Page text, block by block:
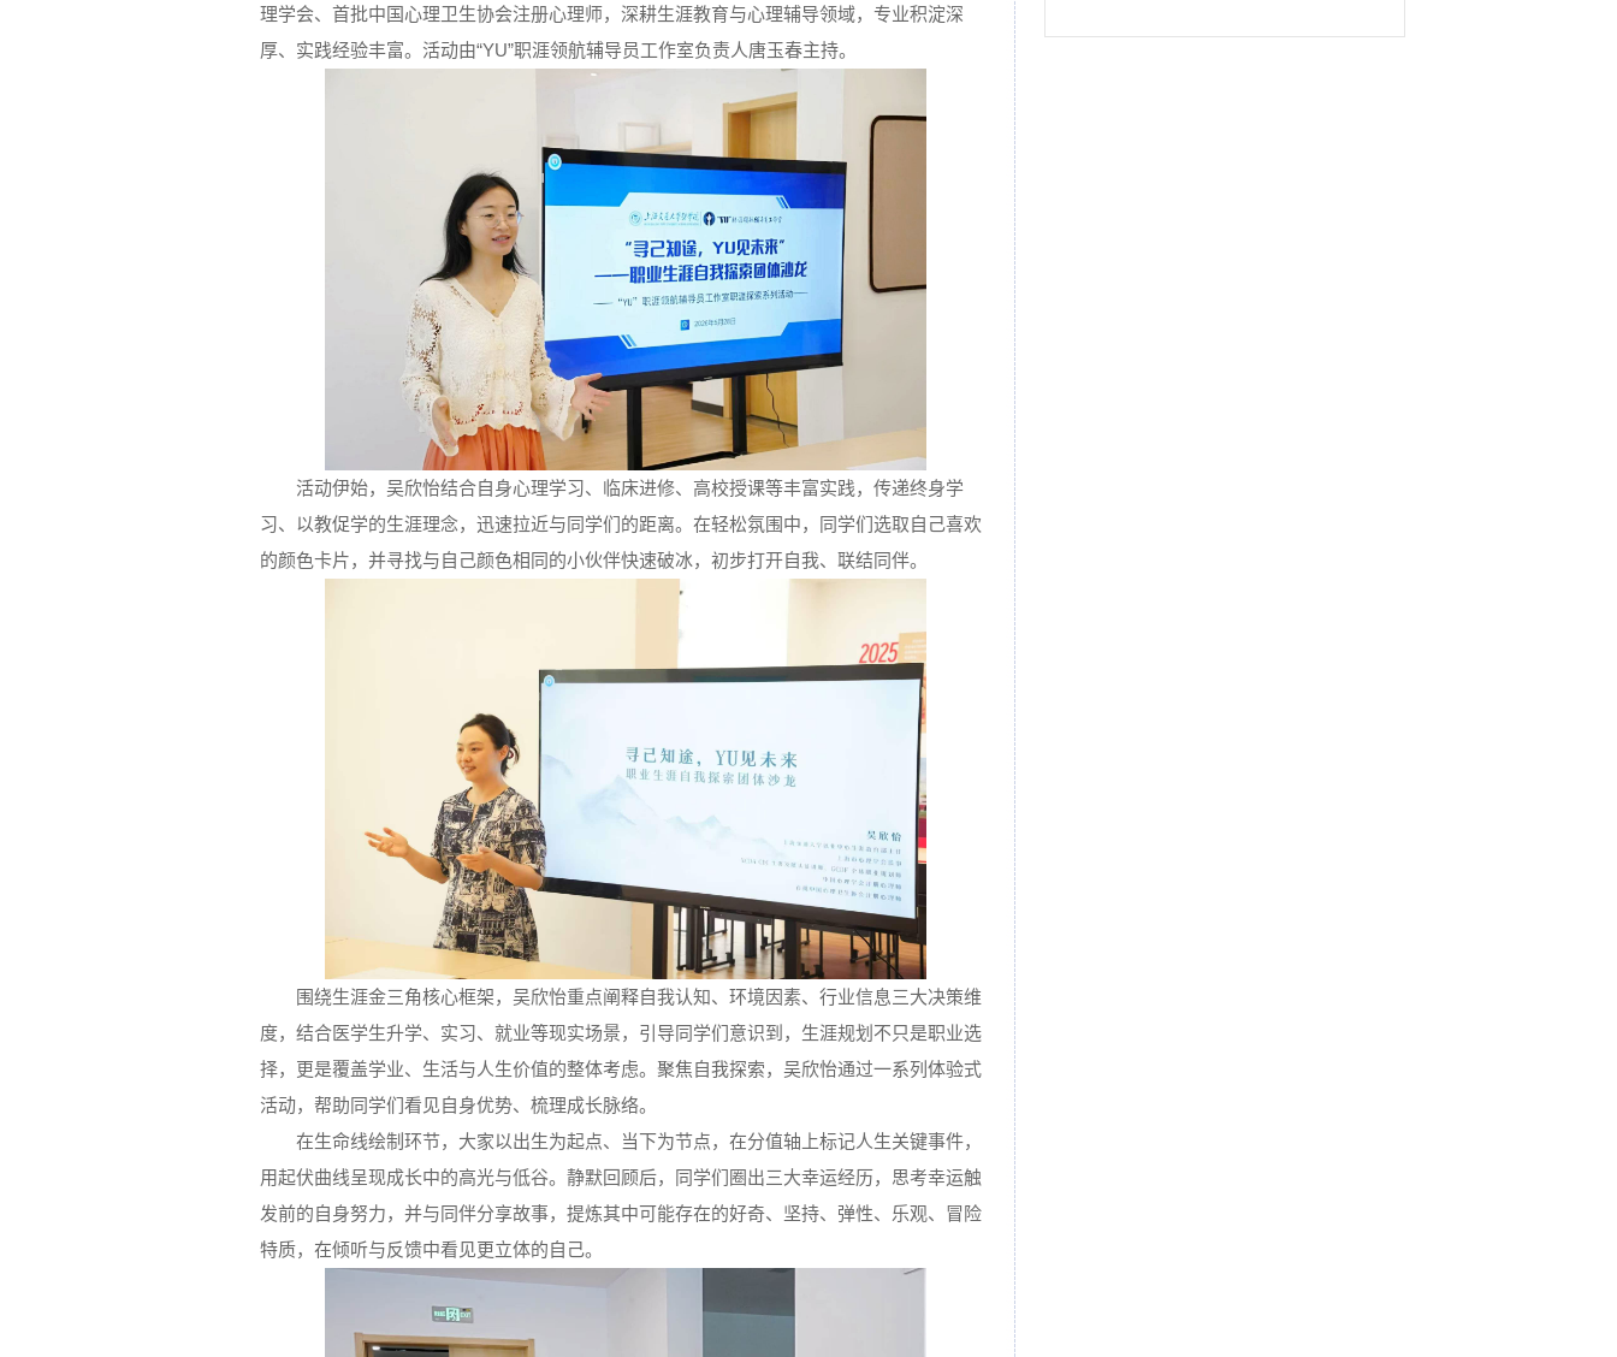
理学会、首批中国心理卫生协会注册心理师，深耕生涯教育与心理辅导领域，专业积淀深
厚、实践经验丰富。活动由“YU”职涯领航辅导员工作室负责人唐玉春主持。
活动伊始，吴欣怡结合自身心理学习、临床进修、高校授课等丰富实践，传递终身学
习、以教促学的生涯理念，迅速拉近与同学们的距离。在轻松氛围中，同学们选取自己喜欢
的颜色卡片，并寻找与自己颜色相同的小伙伴快速破冰，初步打开自我、联结同伴。
围绕生涯金三角核心框架，吴欣怡重点阐释自我认知、环境因素、行业信息三大决策维
度，结合医学生升学、实习、就业等现实场景，引导同学们意识到，生涯规划不只是职业选
择，更是覆盖学业、生活与人生价值的整体考虑。聚焦自我探索，吴欣怡通过一系列体验式
活动，帮助同学们看见自身优势、梳理成长脉络。
在生命线绘制环节，大家以出生为起点、当下为节点，在分值轴上标记人生关键事件，
用起伏曲线呈现成长中的高光与低谷。静默回顾后，同学们圈出三大幸运经历，思考幸运触
发前的自身努力，并与同伴分享故事，提炼其中可能存在的好奇、坚持、弹性、乐观、冒险
特质，在倾听与反馈中看见更立体的自己。